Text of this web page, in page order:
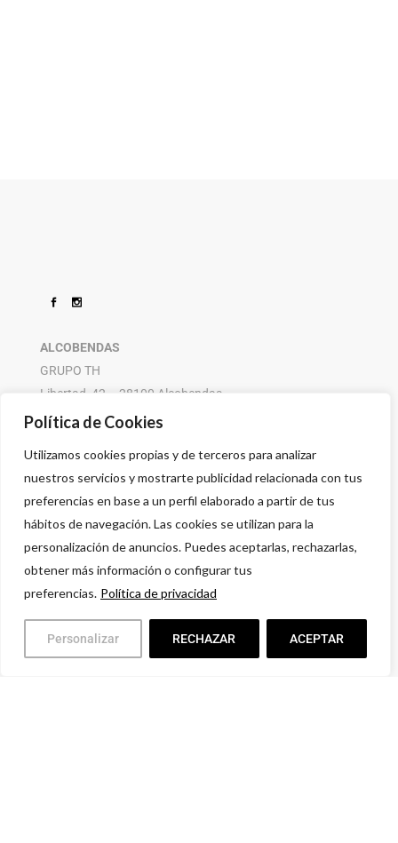
Política de Cookies
Utilizamos cookies propias y de terceros para analizar
nuestros servicios y mostrarte publicidad relacionada con tus
preferencias en base a un perfil elaborado a partir de tus
hábitos de navegación. Las cookies se utilizan para la
personalización de anuncios. Puedes aceptarlas, rechazarlas,
obtener más información o configurar tus
preferencias. Política de privacidad
Personalizar RECHAZAR ACEPTAR
ALCOBENDAS
GRUPO TH
Libertad, 42 – 28100 Alcobendas
916 614 580 – 608 505 532